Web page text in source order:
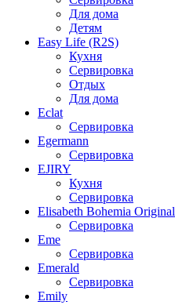
Для дома
Детям
Easy Life (R2S)
Кухня
Сервировка
Отдых
Для дома
Eclat
Сервировка
Egermann
Сервировка
EJIRY
Кухня
Сервировка
Elisabeth Bohemia Original
Сервировка
Eme
Сервировка
Emerald
Сервировка
Emily